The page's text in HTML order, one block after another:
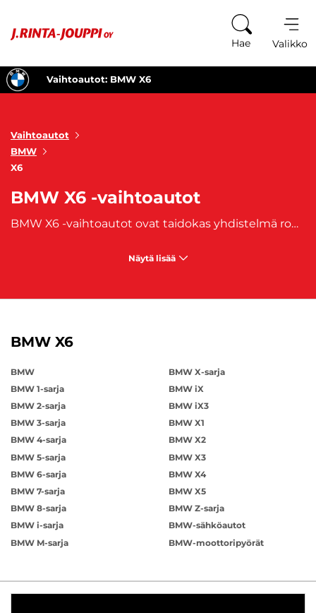
Hae Valikko
Vaihtoautot: BMW X6
Vaihtoautot
BMW
X6
BMW X6 -vaihtoautot
BMW X6 -vaihtoautot ovat taidokas yhdistelmä rohkeaa coupé-muotoilua ja voimakasta suorituskykyä. Tämän suurikokoisen SUV:n vangitseva ulkonäkö heijastaa sen voimaa ja ylellisyyttä. Korkealaatuiset materiaalit, tarkka muotoilu ja innovatiiviset ratkaisut luovat ympäristön, joka yhdistää mukavuuden ja tyylikkyyden. Jos etsit suurta ja ylellistä SUV:ta, joka tarjoaa yhdistelmän luksusta, voimaa ja tyyliä, BMW X6 -vaihtoautot ovat ehdottomasti tutustumisen arvoisia. Tutustu valikoimaamme ja löydä juuri sinulle sopiva BMW X6 -vaihtoauto.
Näytä lisää
BMW X6
BMW
BMW 1-sarja
BMW 2-sarja
BMW 3-sarja
BMW 4-sarja
BMW 5-sarja
BMW 6-sarja
BMW 7-sarja
BMW 8-sarja
BMW i-sarja
BMW M-sarja
BMW X-sarja
BMW iX
BMW iX3
BMW X1
BMW X2
BMW X3
BMW X4
BMW X5
BMW Z-sarja
BMW-sähköautot
BMW-moottoripyörät